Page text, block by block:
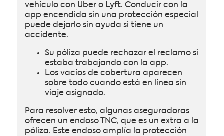
vehículo con Uber o Lyft. Conducir con la
app encendida sin una protección especial
puede dejarlo sin ayuda si tiene un
accidente.
Su póliza puede rechazar el reclamo si
estaba trabajando con la app.
Los vacíos de cobertura aparecen
sobre todo cuando está en línea sin
viaje asignado.
Para resolver esto, algunas aseguradoras
ofrecen un endoso TNC, que es un extra a la
póliza. Este endoso amplía la protección